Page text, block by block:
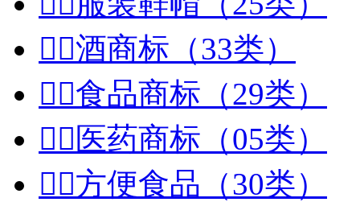
酒商标（33类）
食品商标（29类）
医药商标（05类）
方便食品（30类）